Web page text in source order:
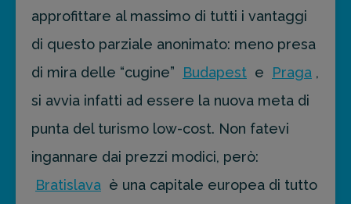
approfittare al massimo di tutti i vantaggi
di questo parziale anonimato: meno presa
di mira delle “cugine”
Budapest e Praga ,
si avvia infatti ad essere la nuova meta di
punta del turismo low-cost. Non fatevi
ingannare dai prezzi modici, però:
Bratislava è una capitale europea di tutto